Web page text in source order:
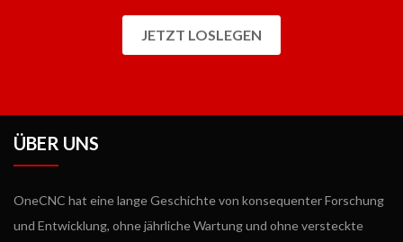
JETZT LOSLEGEN
ÜBER UNS
OneCNC hat eine lange Geschichte von konsequenter Forschung
und Entwicklung, ohne jährliche Wartung und ohne versteckte